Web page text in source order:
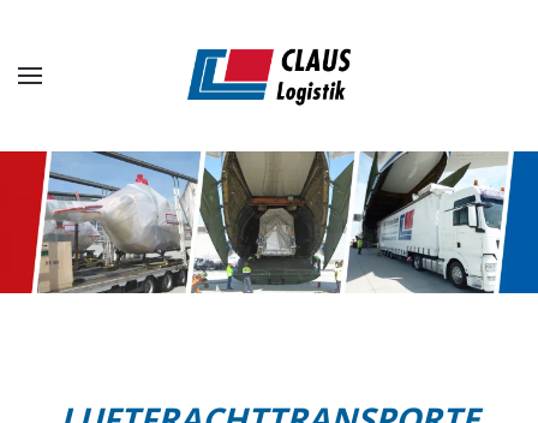
Zum Hauptinhalt springen